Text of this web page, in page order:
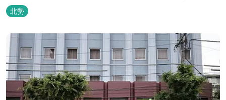
北勢